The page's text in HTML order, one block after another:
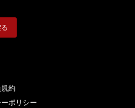
約
ポリシー